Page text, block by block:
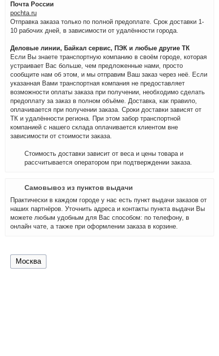
Почта России
pochta.ru
Отправка заказа только по полной предоплате. Срок доставки 1-
10 рабочих дней, в зависимости от удалённости города.
Деловые линии, Байкал сервис, ПЭК и любые другие ТК
Если Вы знаете транспортную компанию в своём городе, которая
устраивает Вас больше, чем предложенные нами, просто
сообщите нам об этом, и мы отправим Ваш заказ через неё. Если
указанная Вами транспортная компания не предоставляет
возможности оплаты заказа при получении, необходимо сделать
предоплату за заказ в полном объёме. Доставка, как правило,
оплачивается при получении заказа. Сроки доставки зависят от
ТК и удалённости региона. При этом забор транспортной
компанией с нашего склада оплачивается клиентом вне
зависимости от стоимости заказа.
Стоимость доставки зависит от веса и цены товара и
рассчитывается оператором при подтверждении заказа.
Самовывоз из пунктов выдачи
Практически в каждом городе у нас есть пункт выдачи заказов от
наших партнёров. Уточнить адреса и контакты пункта выдачи Вы
можете любым удобным для Вас способом: по телефону, в
онлайн чате, а также при оформлении заказа в корзине.
Москва